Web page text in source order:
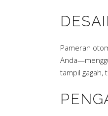
Pameran
tampil gagah,